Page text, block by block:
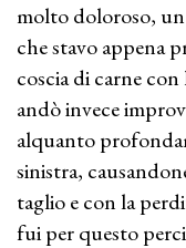
molto doloroso,
che stavo appena
coscia di carne
andò invece
alquanto
sinistra,
taglio e con la
fui per questo